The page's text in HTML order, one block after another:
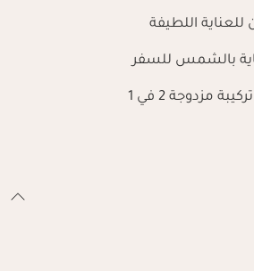
اللطيفة
بالشمس للسفر
مزدوجة 2 في 1